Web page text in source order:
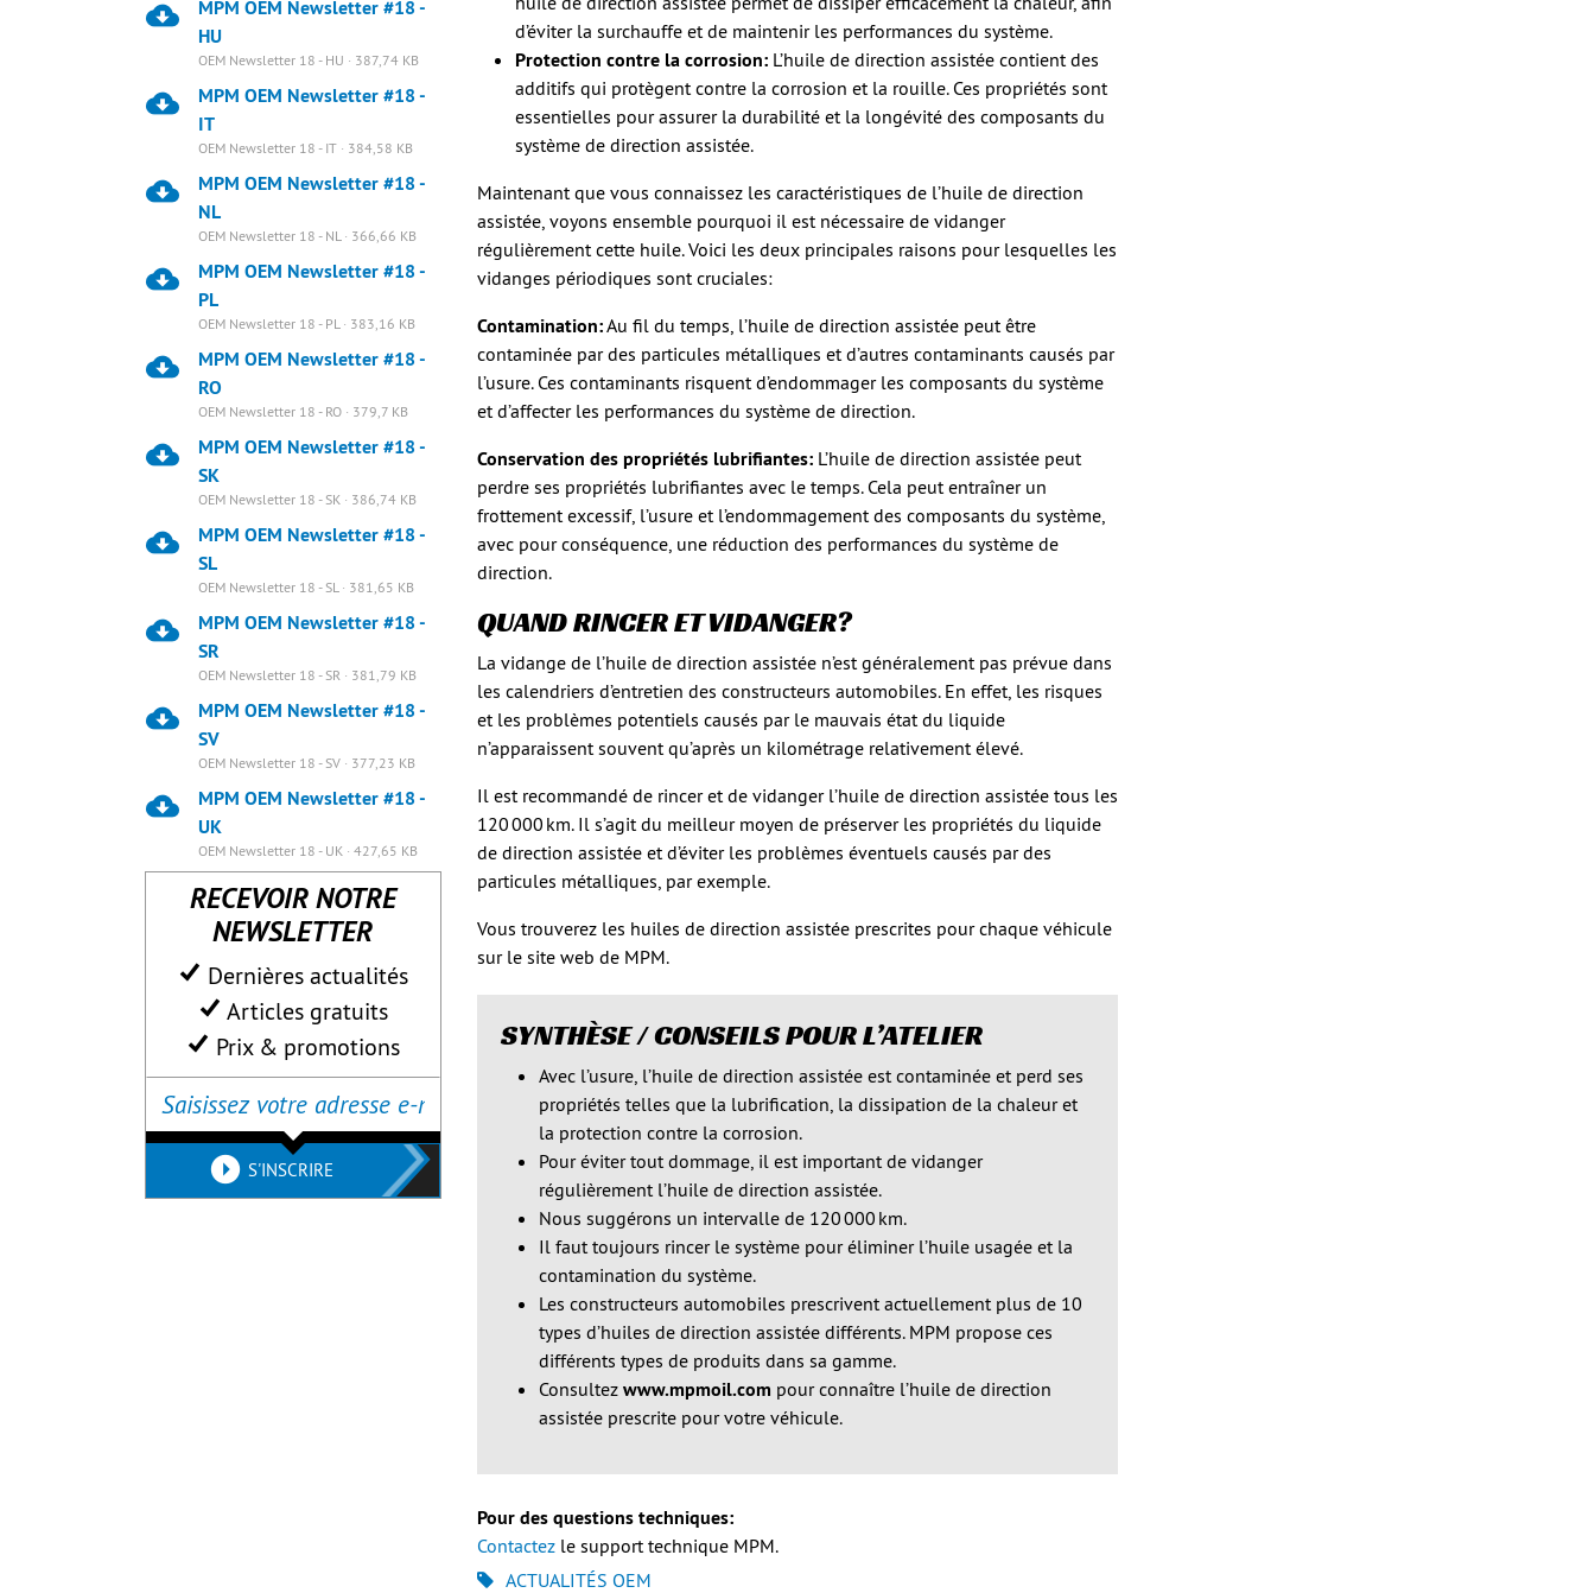
d’éviter la surchauffe et de maintenir les performances du système.
Protection contre la corrosion:L’huile de direction assistée contient des
additifs qui protègent contre la corrosion et la rouille. Ces propriétés sont
essentielles pour assurer la durabilité et la longévité des composants du
système de direction assistée.
Maintenant que vous connaissez les caractéristiques de l’huile de direction
assistée, voyons ensemble pourquoi il est nécessaire de vidanger
régulièrement cette huile. Voici les deux principales raisons pour lesquelles les
vidanges périodiques sont cruciales:
Contamination:Au fil du temps, l’huile de direction assistée peut être
contaminée par des particules métalliques et d’autres contaminants causés par
l’usure. Ces contaminants risquent d’endommager les composants du système
et d’affecter les performances du système de direction.
Conservation des propriétés lubrifiantes:L’huile de direction assistée peut
perdre ses propriétés lubrifiantes avec le temps. Cela peut entraîner un
frottement excessif, l’usure et l’endommagement des composants du système,
avec pour conséquence, une réduction des performances du système de
direction.
QUAND RINCER ET VIDANGER?
La vidange de l’huile de direction assistée n’est généralement pas prévue dans
les calendriers d’entretien des constructeurs automobiles. En effet, les risques
et les problèmes potentiels causés par le mauvais état du liquide
n’apparaissent souvent qu’après un kilométrage relativement élevé.
Il est recommandé de rincer et de vidanger l’huile de direction assistée tous les
120 000 km. Il s’agit du meilleur moyen de préserver les propriétés du liquide
de direction assistée et d’éviter les problèmes éventuels causés par des
particules métalliques, par exemple.
Vous trouverez les huiles de direction assistée prescrites pour chaque véhicule
sur le site web de MPM.
SYNTHÈSE / CONSEILS POUR L’ATELIER
Avec l’usure, l’huile de direction assistée est contaminée et perd ses
propriétés telles que la lubrification, la dissipation de la chaleur et
la protection contre la corrosion.
Pour éviter tout dommage, il est important de vidanger
régulièrement l’huile de direction assistée.
Nous suggérons un intervalle de 120 000 km.
Il faut toujours rincer le système pour éliminer l’huile usagée et la
contamination du système.
Les constructeurs automobiles prescrivent actuellement plus de 10
types d’huiles de direction assistée différents. MPM propose ces
différents types de produits dans sa gamme.
Consultez www.mpmoil.com pour connaître l’huile de direction
assistée prescrite pour votre véhicule.
Pour des questions techniques:
Contactezle support technique MPM.
ACTUALITÉS OEM
MPM OEM Newsletter #18 -
HU
OEM Newsletter 18 - HU · 387,74 KB
MPM OEM Newsletter #18 -
IT
OEM Newsletter 18 - IT · 384,58 KB
MPM OEM Newsletter #18 -
NL
OEM Newsletter 18 - NL · 366,66 KB
MPM OEM Newsletter #18 -
PL
OEM Newsletter 18 - PL · 383,16 KB
MPM OEM Newsletter #18 -
RO
OEM Newsletter 18 - RO · 379,7 KB
MPM OEM Newsletter #18 -
SK
OEM Newsletter 18 - SK · 386,74 KB
MPM OEM Newsletter #18 -
SL
OEM Newsletter 18 - SL · 381,65 KB
MPM OEM Newsletter #18 -
SR
OEM Newsletter 18 - SR · 381,79 KB
MPM OEM Newsletter #18 -
SV
OEM Newsletter 18 - SV · 377,23 KB
MPM OEM Newsletter #18 -
UK
OEM Newsletter 18 - UK · 427,65 KB
RECEVOIR NOTRE
NEWSLETTER
Dernières actualités
Articles gratuits
Prix & promotions
S'INSCRIRE